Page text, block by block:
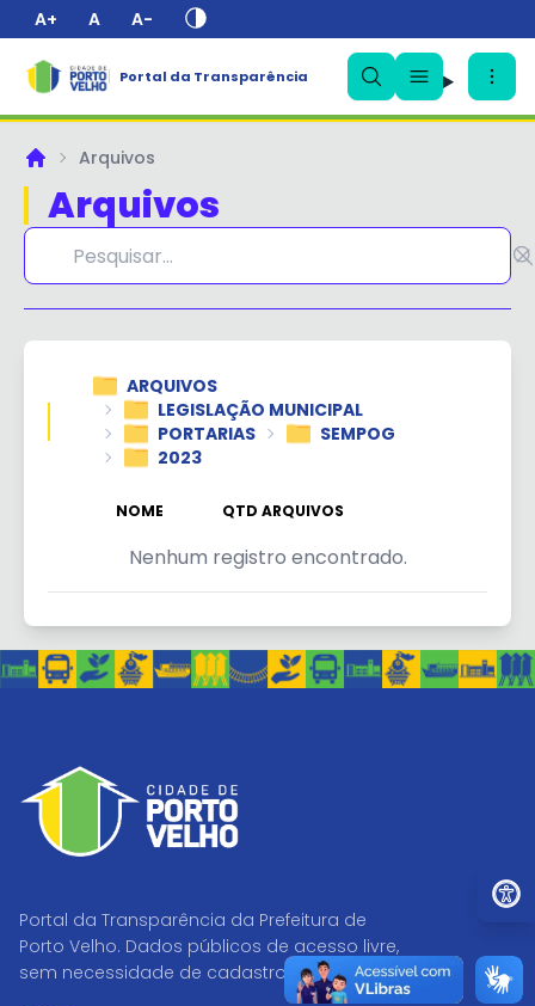
A+ A A-
Portal da Transparência
PrincipalArquivos
Arquivos
ARQUIVOS
LEGISLAÇÃO MUNICIPAL
PORTARIAS
SEMPOG
2023
NOME QTD ARQUIVOS
Nenhum registro encontrado.
Portal da Transparência da Prefeitura de
Porto Velho. Dados públicos de acesso livre,
sem necessidade de cadastro.
✕
Ir